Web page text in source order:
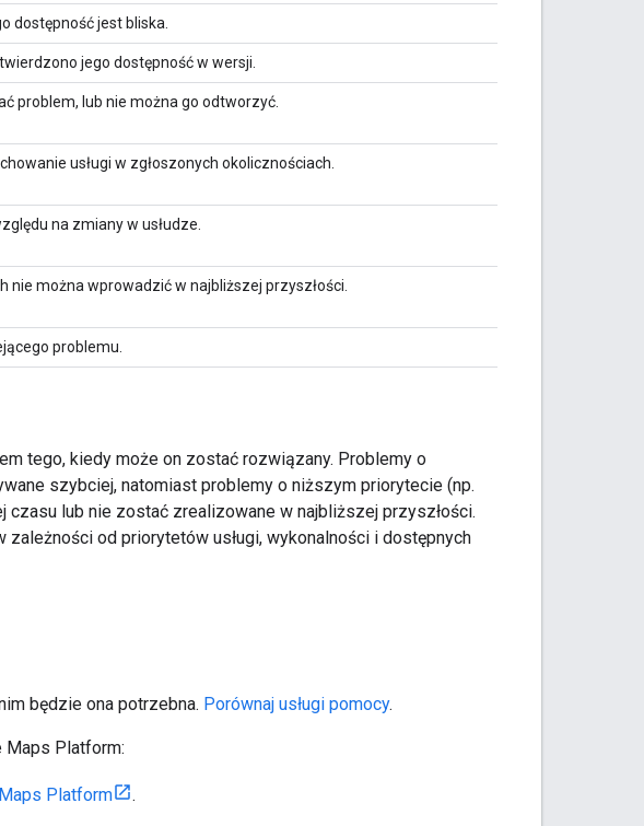
dostępność jest bliska.
jego dostępność w wersji.
problem, lub nie można go odtworzyć.
usługi w zgłoszonych okolicznościach.
na zmiany w usłudze.
nie można wprowadzić w najbliższej przyszłości.
problemu.
tego, kiedy może on zostać rozwiązany. Problemy o
szybciej, natomiast problemy o niższym priorytecie (np.
czasu lub nie zostać zrealizowane w najbliższej przyszłości.
od priorytetów usługi, wykonalności i dostępnych
będzie ona potrzebna. Porównaj usługi pomocy.
Maps Platform:
Platform
.